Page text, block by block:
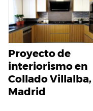
Proyecto de
interiorismo en
Collado Villalba,
Madrid